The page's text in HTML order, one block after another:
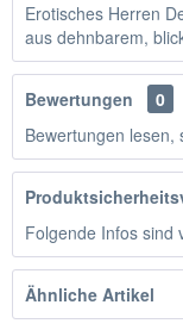
Erotisches Herren
aus dehnbarem,
Bewertungen
0
Bewertungen lesen,
Folgende Infos sind
Ähnliche Artikel